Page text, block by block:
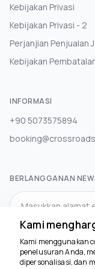
Kebijakan Privasi
Kebijakan Privasi - 2
Perjanjian Penjualan
Kebijakan
INFORMASI
+90 5073575894
BERLANGGANAN
MEDIA SOSIAL
Kami
Kami menggunakan
penelusuran Anda,
dipersonalisasi, dan